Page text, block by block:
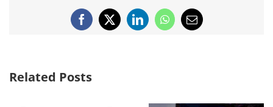
Facebook
X LinkedInWhatsApp
Email
Related Posts